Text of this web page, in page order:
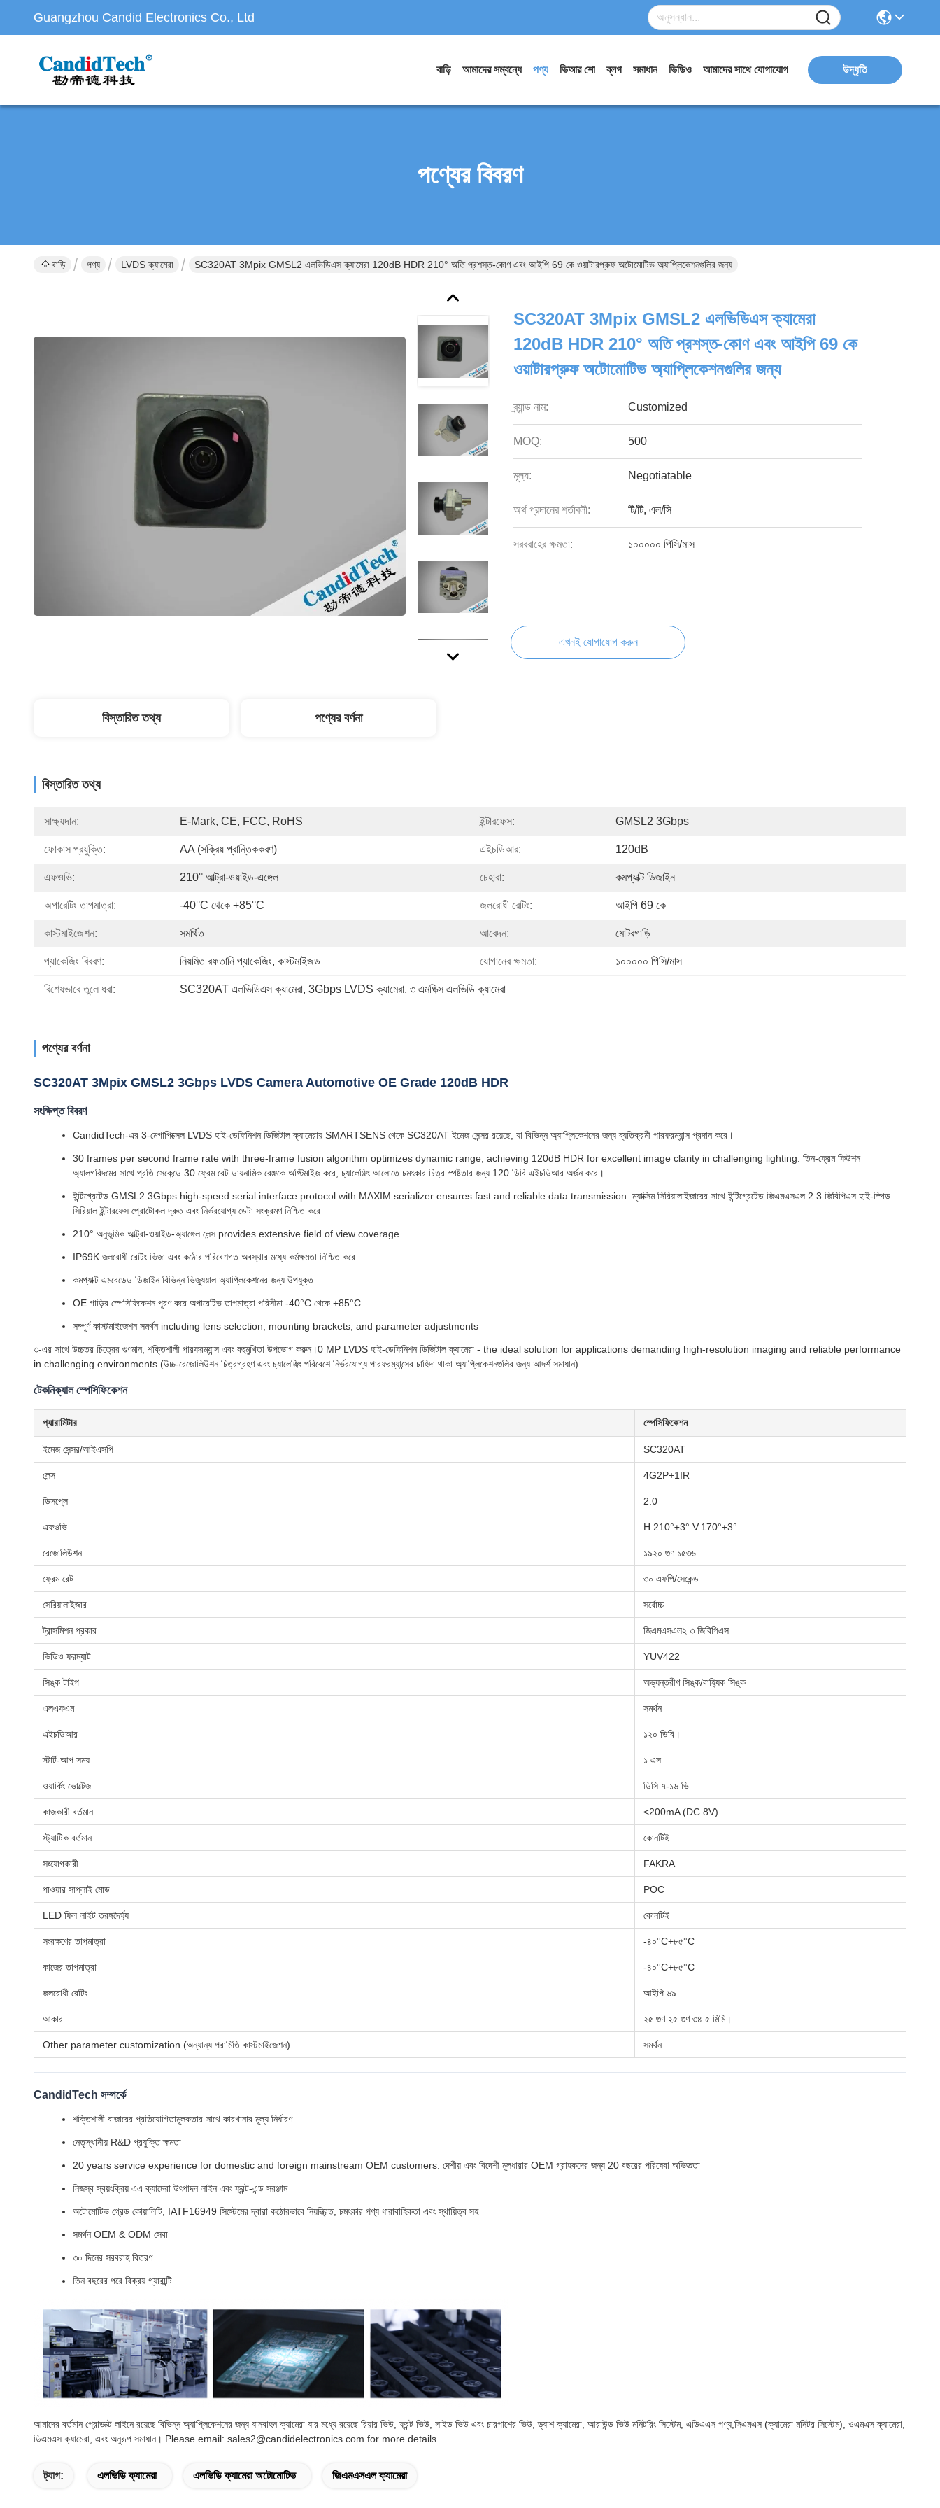
Guangzhou Candid Electronics Co., Ltd
বাড়ি আমাদের সম্বন্ধে পণ্য ভিআর শো ব্লগ সমাধান ভিডিও আমাদের সাথে যোগাযোগ উদ্ধৃতি
পণ্যের বিবরণ
বাড়ি পণ্য LVDS ক্যামেরা SC320AT 3Mpix GMSL2 এলভিডিএস ক্যামেরা 120dB HDR 210° অতি প্রশস্ত-কোণ এবং আইপি 69 কে ওয়াটারপ্রুফ অটোমোটিভ অ্যাপ্লিকেশনগুলির জন্য
SC320AT 3Mpix GMSL2 এলভিডিএস ক্যামেরা
120dB HDR 210° অতি প্রশস্ত-কোণ এবং আইপি 69 কে
ওয়াটারপ্রুফ অটোমোটিভ অ্যাপ্লিকেশনগুলির জন্য
ব্র্যান্ড নাম: Customized
MOQ: 500
মূল্য: Negotiatable
অর্থ প্রদানের শর্তাবলী: টি/টি, এল/সি
সরবরাহের ক্ষমতা: ১০০০০০ পিসি/মাস
এখনই যোগাযোগ করুন
বিস্তারিত তথ্য পণ্যের বর্ণনা
বিস্তারিত তথ্য
সাক্ষ্যদান: E-Mark, CE, FCC, RoHS ইন্টারফেস: GMSL2 3Gbps
ফোকাস প্রযুক্তি: AA (সক্রিয় প্রান্তিককরণ) এইচডিআর: 120dB
এফওভি: 210° আল্ট্রা-ওয়াইড-এঙ্গেল চেহারা: কমপ্যাক্ট ডিজাইন
অপারেটিং তাপমাত্রা: -40°C থেকে +85°C জলরোধী রেটিং: আইপি 69 কে
কাস্টমাইজেশন: সমর্থিত আবেদন: মোটরগাড়ি
প্যাকেজিং বিবরণ: নিয়মিত রফতানি প্যাকেজিং, কাস্টমাইজড যোগানের ক্ষমতা: ১০০০০০ পিসি/মাস
বিশেষভাবে তুলে ধরা: SC320AT এলভিডিএস ক্যামেরা, 3Gbps LVDS ক্যামেরা, ৩ এমপিক্স এলভিডি ক্যামেরা
পণ্যের বর্ণনা
SC320AT 3Mpix GMSL2 3Gbps LVDS Camera Automotive OE Grade 120dB HDR
সংক্ষিপ্ত বিবরণ
CandidTech-এর 3-মেগাপিক্সেল LVDS হাই-ডেফিনিশন ডিজিটাল ক্যামেরায় SMARTSENS থেকে SC320AT ইমেজ সেন্সর রয়েছে, যা বিভিন্ন অ্যাপ্লিকেশনের জন্য ব্যতিক্রমী পারফরম্যান্স প্রদান করে।
30 frames per second frame rate with three-frame fusion algorithm optimizes dynamic range, achieving 120dB HDR for excellent image clarity in challenging lighting. তিন-ফ্রেম ফিউশন
অ্যালগরিদমের সাথে প্রতি সেকেন্ডে 30 ফ্রেম রেট ডায়নামিক রেঞ্জকে অপ্টিমাইজ করে, চ্যালেঞ্জিং আলোতে চমৎকার চিত্র স্পষ্টতার জন্য 120 ডিবি এইচডিআর অর্জন করে।
ইন্টিগ্রেটেড GMSL2 3Gbps high-speed serial interface protocol with MAXIM serializer ensures fast and reliable data transmission. ম্যাক্সিম সিরিয়ালাইজারের সাথে ইন্টিগ্রেটেড জিএমএসএল 2 3 জিবিপিএস হাই-স্পিড
সিরিয়াল ইন্টারফেস প্রোটোকল দ্রুত এবং নির্ভরযোগ্য ডেটা সংক্রমণ নিশ্চিত করে
210° অনুভূমিক আল্ট্রা-ওয়াইড-অ্যাঙ্গেল লেন্স provides extensive field of view coverage
IP69K জলরোধী রেটিং ভিজা এবং কঠোর পরিবেশগত অবস্থার মধ্যে কর্মক্ষমতা নিশ্চিত করে
কমপ্যাক্ট এমবেডেড ডিজাইন বিভিন্ন ভিজ্যুয়াল অ্যাপ্লিকেশনের জন্য উপযুক্ত
OE গাড়ির স্পেসিফিকেশন পূরণ করে অপারেটিভ তাপমাত্রা পরিসীমা -40°C থেকে +85°C
সম্পূর্ণ কাস্টমাইজেশন সমর্থন including lens selection, mounting brackets, and parameter adjustments
৩-এর সাথে উচ্চতর চিত্রের গুণমান, শক্তিশালী পারফরম্যান্স এবং বহুমুখিতা উপভোগ করুন।0 MP LVDS হাই-ডেফিনিশন ডিজিটাল ক্যামেরা - the ideal solution for applications demanding high-resolution imaging and reliable performance
in challenging environments (উচ্চ-রেজোলিউশন চিত্রগ্রহণ এবং চ্যালেঞ্জিং পরিবেশে নির্ভরযোগ্য পারফরম্যান্সের চাহিদা থাকা অ্যাপ্লিকেশনগুলির জন্য আদর্শ সমাধান).
টেকনিক্যাল স্পেসিফিকেশন
প্যারামিটার স্পেসিফিকেশন
ইমেজ সেন্সর/আইএসপি SC320AT
লেন্স 4G2P+1IR
ডিসপ্লে 2.0
এফওভি H:210°±3° V:170°±3°
রেজোলিউশন ১৯২০ গুণ ১৫৩৬
ফ্রেম রেট ৩০ এফপি/সেকেন্ড
সেরিয়ালাইজার সর্বোচ্চ
ট্রান্সমিশন প্রকার জিএমএসএল২ ৩ জিবিপিএস
ভিডিও ফরম্যাট YUV422
সিঙ্ক টাইপ অভ্যন্তরীণ সিঙ্ক/বাহ্যিক সিঙ্ক
এলএফএম সমর্থন
এইচডিআর ১২০ ডিবি।
স্টার্ট-আপ সময় ১ এস
ওয়ার্কিং ভোল্টেজ ডিসি ৭-১৬ ভি
কাজকারী বর্তমান <200mA (DC 8V)
স্ট্যাটিক বর্তমান কোনটিই
সংযোগকারী FAKRA
পাওয়ার সাপ্লাই মোড POC
LED ফিল লাইট তরঙ্গদৈর্ঘ্য কোনটিই
সংরক্ষণের তাপমাত্রা -৪০°C+৮৫°C
কাজের তাপমাত্রা -৪০°C+৮৫°C
জলরোধী রেটিং আইপি ৬৯
আকার ২৫ গুণ ২৫ গুণ ৩৪.৫ মিমি।
Other parameter customization (অন্যান্য পরামিতি কাস্টমাইজেশন) সমর্থন
CandidTech সম্পর্কে
শক্তিশালী বাজারের প্রতিযোগিতামূলকতার সাথে কারখানার মূল্য নির্ধারণ
নেতৃস্থানীয় R&D প্রযুক্তি ক্ষমতা
20 years service experience for domestic and foreign mainstream OEM customers. দেশীয় এবং বিদেশী মূলধারার OEM গ্রাহকদের জন্য 20 বছরের পরিষেবা অভিজ্ঞতা
নিজস্ব স্বয়ংক্রিয় এএ ক্যামেরা উৎপাদন লাইন এবং ফ্রন্ট-এন্ড সরঞ্জাম
অটোমোটিভ গ্রেড কোয়ালিটি, IATF16949 সিস্টেমের দ্বারা কঠোরভাবে নিয়ন্ত্রিত, চমৎকার পণ্য ধারাবাহিকতা এবং স্থায়িত্ব সহ
সমর্থন OEM & ODM সেবা
৩০ দিনের সরবরাহ বিতরণ
তিন বছরের পরে বিক্রয় গ্যারান্টি
আমাদের বর্তমান প্রোডাক্ট লাইনে রয়েছে বিভিন্ন অ্যাপ্লিকেশনের জন্য যানবাহন ক্যামেরা যার মধ্যে রয়েছে রিয়ার ভিউ, ফ্রন্ট ভিউ, সাইড ভিউ এবং চারপাশের ভিউ, ড্যাশ ক্যামেরা, আরাউন্ড ভিউ মনিটরিং সিস্টেম, এডিএএস পণ্য,সিএমএস (ক্যামেরা মনিটর সিস্টেম), ওএমএস ক্যামেরা,
ডিএমএস ক্যামেরা, এবং অনুরূপ সমাধান। Please email: sales2@candidelectronics.com for more details.
ট্যাগ: এলভিডি ক্যামেরা এলভিডি ক্যামেরা অটোমোটিভ জিএমএসএল ক্যামেরা